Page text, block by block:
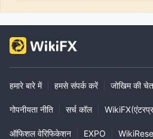
हमारे बारे में हमसे संपर्क करें जोखिम की
गोपनीयता नीति सर्च कॉल
ऑफिशल वेरिफिकेशन EXPO